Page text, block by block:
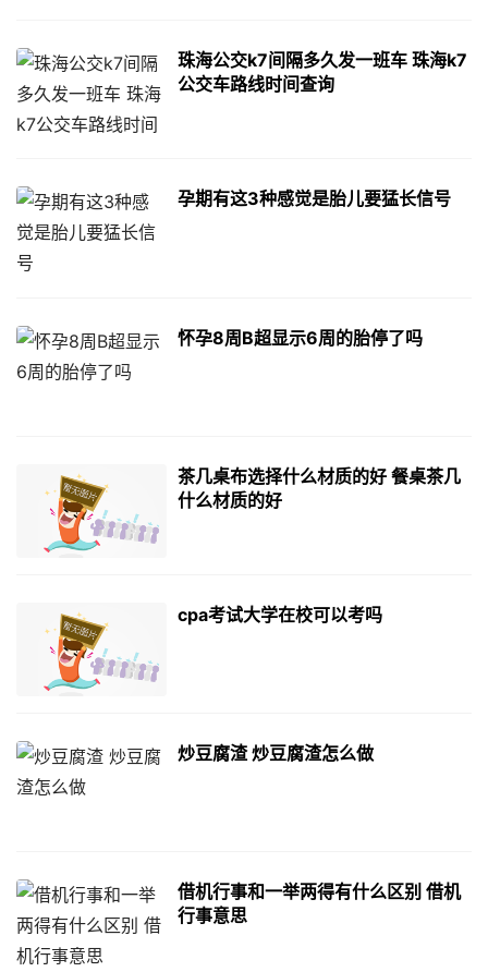
珠海公交k7间隔多久发一班车 珠海k7
公交车路线时间查询
孕期有这3种感觉是胎儿要猛长信号
怀孕8周B超显示6周的胎停了吗
茶几桌布选择什么材质的好 餐桌茶几
什么材质的好
cpa考试大学在校可以考吗
炒豆腐渣 炒豆腐渣怎么做
借机行事和一举两得有什么区别 借机
行事意思